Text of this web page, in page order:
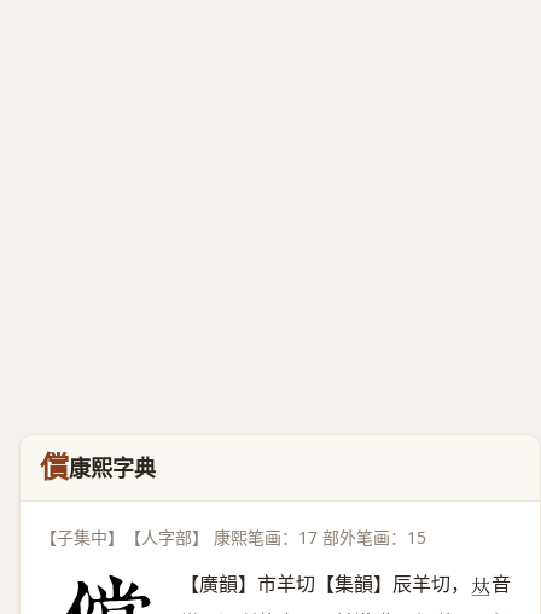
償康熙字典
【子集中】【人字部】 康熙笔画：17 部外笔画：15
【廣韻】市羊切【集韻】辰羊切， 𠀤音